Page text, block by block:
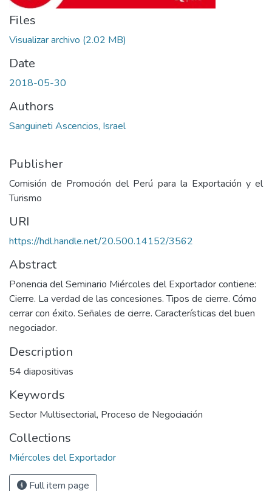
Files
Visualizar archivo (2.02 MB)
Date
2018-05-30
Authors
Sanguineti Ascencios, Israel
Publisher
Comisión de Promoción del Perú para la Exportación y el
Turismo
URI
https://hdl.handle.net/20.500.14152/3562
Abstract
Ponencia del Seminario Miércoles del Exportador contiene:
Cierre. La verdad de las concesiones. Tipos de cierre. Cómo
cerrar con éxito. Señales de cierre. Características del buen
negociador.
Description
54 diapositivas
Keywords
Sector Multisectorial, Proceso de Negociación
Collections
Miércoles del Exportador
Full item page